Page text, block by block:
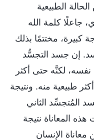
الطبيعية
جاعلًا كلمة الله
مختتمًا بذلك
إن جسد التجسُّد
لكنَّه حتى أكثر
طبيعية منه. ونتيجة
المُتجسِّد الثاني
المعاناة نتيجة
الإنسان